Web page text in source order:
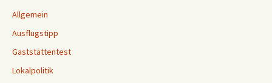
Allgemein
Ausflugstipp
Gaststättentest
Lokalpolitik